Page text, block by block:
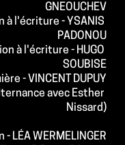
GNEOUCHEV
l'écriture - YSANIS
PADONOU
à l'écriture - HUGO
SOUBISE
- VINCENT DUPUY
avec Esther
Nissard)
LÉA WERMELINGER